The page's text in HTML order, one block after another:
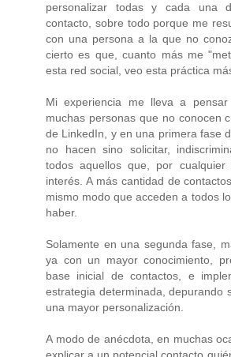
personalizar todas y cada una
contacto, sobre todo porque me
con una persona a la que no
cierto es que, cuanto más me
esta red social, veo esta práctica
Mi experiencia me lleva a
muchas personas que no conocen
de LinkedIn, y en una primera fase
no hacen sino solicitar,
todos aquellos que, por cualquier
interés. A más cantidad de
mismo modo que acceden a todos
haber.
Solamente en una segunda fase,
ya con un mayor conocimiento,
base inicial de contactos, e
estrategia determinada, depurando
una mayor personalización.
A modo de anécdota, en muchas